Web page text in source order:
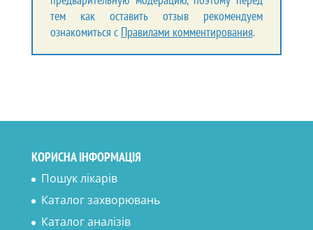
тем как оставить отзыв рекомендуем
ознакомиться с Правилами комментирования.
КОРИСНА ІНФОРМАЦІЯ
Пошук лікарів
Каталог захворювань
Каталог аналізів